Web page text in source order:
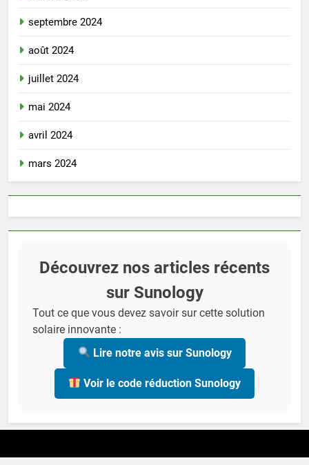
septembre 2024
août 2024
juillet 2024
mai 2024
avril 2024
mars 2024
Découvrez nos articles récents
sur Sunology
Tout ce que vous devez savoir sur cette solution
solaire innovante :
Lire notre avis sur Sunology
Voir le code réduction Sunology